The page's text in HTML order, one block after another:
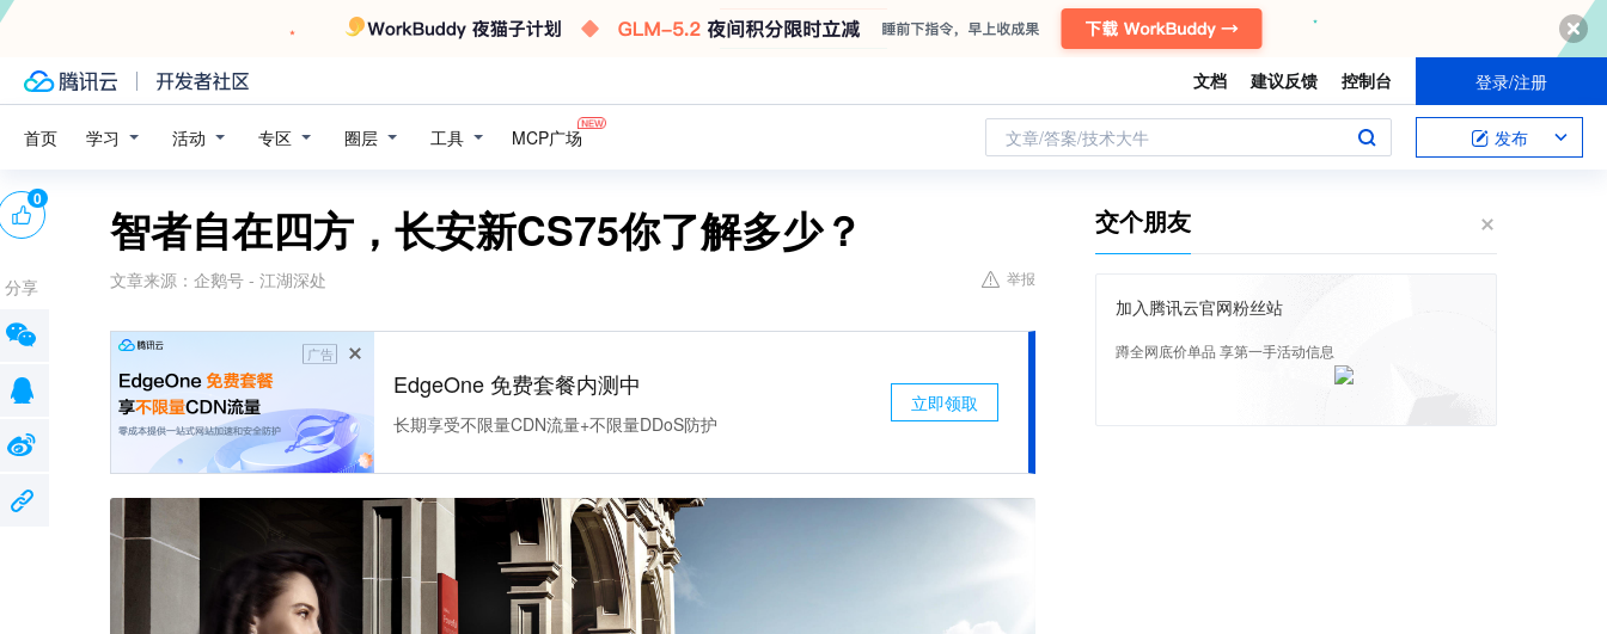
文档 建议反馈 控制台 登录/注册
首页 学习 活动 专区 圈层 工具 MCP广场 文章/答案/技术大牛 发布
智者自在四方，长安新CS75你了解多少？
文章来源： 企鹅号 - 江湖深处 举报
广告
EdgeOne 免费套餐内测中
长期享受不限量CDN流量+不限量DDoS防护
立即领取
0
分享
交个朋友
加入腾讯云官网粉丝站
蹲全网底价单品 享第一手活动信息